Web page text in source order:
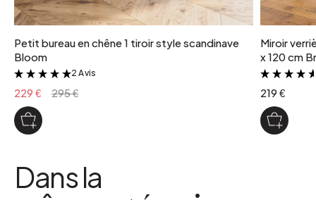
Petit bureau en chêne 1 tiroir style scandinave
Bloom
&
2 Avis
229 € 295 €
Miroir
x 120 cm
219 €
Dans la